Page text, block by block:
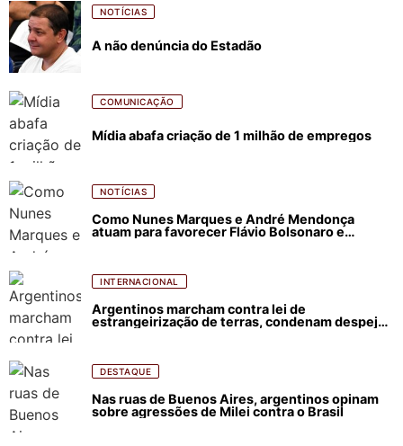
NOTÍCIAS
A não denúncia do Estadão
COMUNICAÇÃO
Mídia abafa criação de 1 milhão de empregos
NOTÍCIAS
Como Nunes Marques e André Mendonça
atuam para favorecer Flávio Bolsonaro e
INTERNACIONAL
Argentinos marcham contra lei de
estrangeirização de terras, condenam despejos
DESTAQUE
Nas ruas de Buenos Aires, argentinos opinam
sobre agressões de Milei contra o Brasil